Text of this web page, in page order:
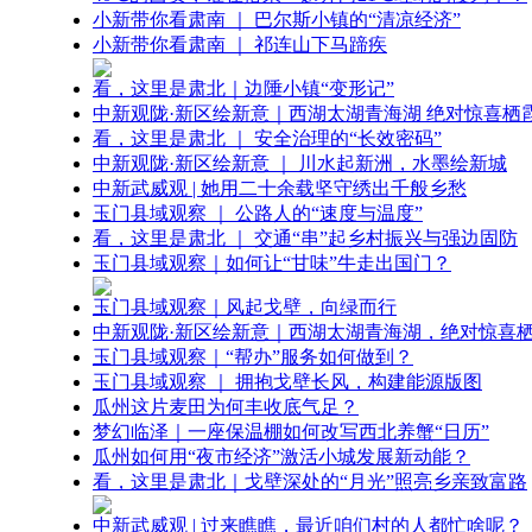
小新带你看肃南 ｜ 巴尔斯小镇的“清凉经济”
小新带你看肃南 ｜ 祁连山下马蹄疾
看，这里是肃北｜边陲小镇“变形记”
中新观陇·新区绘新意｜西湖太湖青海湖 绝对惊喜栖
看，这里是肃北 ｜ 安全治理的“长效密码”
中新观陇·新区绘新意 ｜ 川水起新洲，水墨绘新城
中新武威观 | 她用二十余载坚守绣出千般乡愁
玉门县域观察 ｜ 公路人的“速度与温度”
看，这里是肃北 ｜ 交通“串”起乡村振兴与强边固防
玉门县域观察｜如何让“甘味”牛走出国门？
玉门县域观察｜风起戈壁，向绿而行
中新观陇·新区绘新意｜西湖太湖青海湖，绝对惊喜
玉门县域观察｜“帮办”服务如何做到？
玉门县域观察 ｜ 拥抱戈壁长风，构建能源版图
瓜州这片麦田为何丰收底气足？
梦幻临泽｜一座保温棚如何改写西北养蟹“日历”
瓜州如何用“夜市经济”激活小城发展新动能？
看，这里是肃北｜戈壁深处的“月光”照亮乡亲致富路
中新武威观 | 过来瞧瞧，最近咱们村的人都忙啥呢？